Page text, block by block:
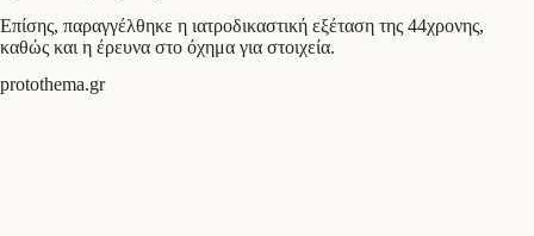
Επίσης, παραγγέλθηκε η ιατροδικαστική εξέταση της 44χρονης,
καθώς και η έρευνα στο όχημα για στοιχεία.
protothema.gr